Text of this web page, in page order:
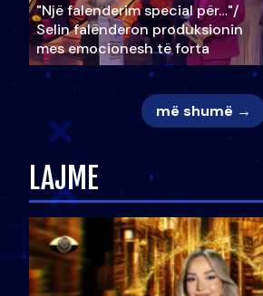
"Një falenderim special për…"/
Selin falënderon produksionin
mes emocionesh të forta
më shumë →
LAJME